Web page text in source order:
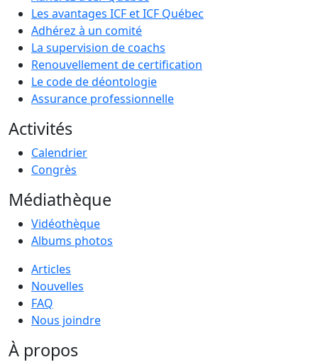
Les avantages ICF et ICF Québec
Adhérez à un comité
La supervision de coachs
Renouvellement de certification
Le code de déontologie
Assurance professionnelle
Activités
Calendrier
Congrès
Médiathèque
Vidéothèque
Albums photos
Articles
Nouvelles
FAQ
Nous joindre
À propos